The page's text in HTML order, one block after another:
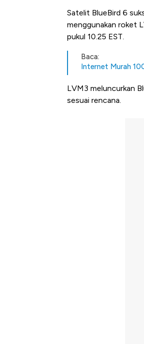
Satelit BlueBird 6
menggunakan roket
pukul 10.25 EST.
Baca:
Internet Murah
LVM3 meluncurkan
sesuai rencana.